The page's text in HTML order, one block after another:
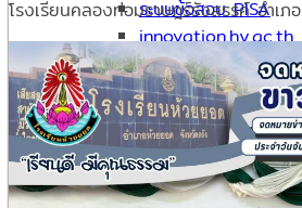
ระบบข้อสอบ PISA
innovation.hy.ac.th
ห้องเรียนออนไลน์
โรงเรียนคลองท่อมราษฎร์รังสรรค์ อำเ